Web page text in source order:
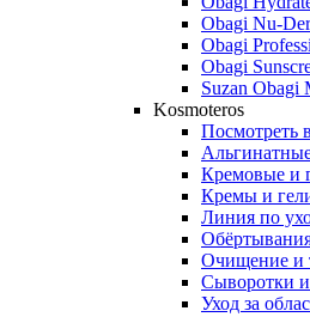
Obagi Nu-
Obagi
Obagi
Suzan Obagi
Kosmoteros
Посмотреть
Кремовые и
Кремы и
Линия по
Очищение и
Сыворотки
Уход за